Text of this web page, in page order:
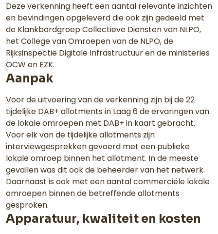
Deze verkenning heeft een aantal relevante inzichten
en bevindingen opgeleverd die ook zijn gedeeld met
de Klankbordgroep Collectieve Diensten van NLPO,
het College van Omroepen van de NLPO, de
Rijksinspectie Digitale Infrastructuur en de ministeries
OCW en EZK.
Aanpak
Voor de uitvoering van de verkenning zijn bij de 22
tijdelijke DAB+ allotments in Laag 6 de ervaringen van
de lokale omroepen met DAB+ in kaart gebracht.
Voor elk van de tijdelijke allotments zijn
interviewgesprekken gevoerd met een publieke
lokale omroep binnen het allotment. In de meeste
gevallen was dit ook de beheerder van het netwerk.
Daarnaast is ook met een aantal commerciële lokale
omroepen binnen de betreffende allotments
gesproken.
Apparatuur, kwaliteit en kosten